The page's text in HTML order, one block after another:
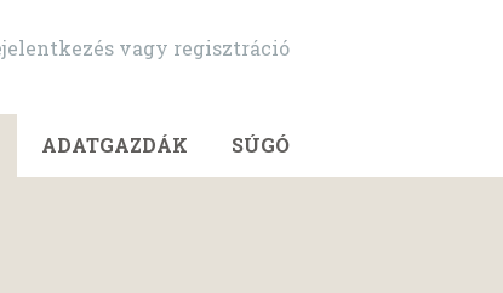
vagy regisztráció
ADATGAZDÁK SÚGÓ